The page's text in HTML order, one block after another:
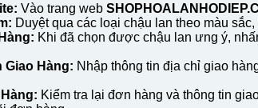
Vào trang web
Duyệt qua các loại chậu lan theo màu
Khi đã chọn được chậu lan ưng ý,
Giao Hàng: Nhập thông tin địa chỉ giao
Kiểm tra lại đơn hàng và thông tin